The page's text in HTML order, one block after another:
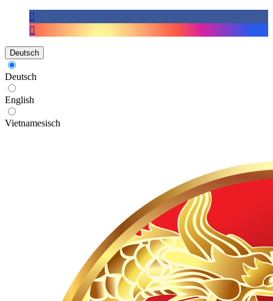
Deutsch
Deutsch
English
Vietnamesisch